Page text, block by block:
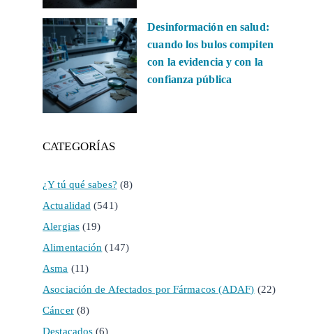
Desinformación en salud:
cuando los bulos compiten
con la evidencia y con la
confianza pública
CATEGORÍAS
¿Y tú qué sabes? (8)
Actualidad (541)
Alergias(19)
Alimentación (147)
Asma (11)
Asociación de Afectados por Fármacos (ADAF) (22)
Cáncer(8)
Destacados (6)